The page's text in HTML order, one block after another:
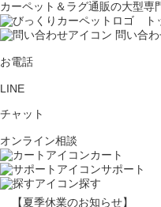
カーペット＆ラグ通販の大型専
問い合
お電話
LINE
チャット
オンライン相談
カート
サポート
探す
【夏季休業のお知らせ】